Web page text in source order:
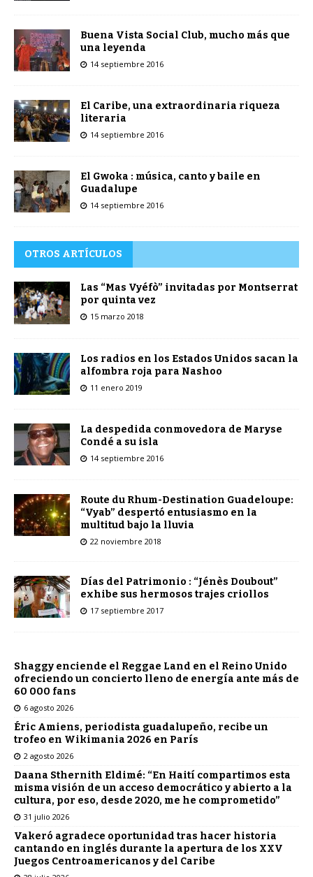
Buena Vista Social Club, mucho más que
una leyenda
14 septiembre 2016
El Caribe, una extraordinaria riqueza
literaria
14 septiembre 2016
El Gwoka : música, canto y baile en
Guadalupe
14 septiembre 2016
OTROS ARTÍCULOS
Las “Mas Vyéfò” invitadas por Montserrat
por quinta vez
15 marzo 2018
Los radios en los Estados Unidos sacan la
alfombra roja para Nashoo
11 enero 2019
La despedida conmovedora de Maryse
Condé a su isla
14 septiembre 2016
Route du Rhum-Destination Guadeloupe:
“Vyab” despertó entusiasmo en la
multitud bajo la lluvia
22 noviembre 2018
Días del Patrimonio : “Jénès Doubout”
exhibe sus hermosos trajes criollos
17 septiembre 2017
Shaggy enciende el Reggae Land en el Reino Unido
ofreciendo un concierto lleno de energía ante más de
60 000 fans
6 agosto 2026
Éric Amiens, periodista guadalupeño, recibe un
trofeo en Wikimania 2026 en París
2 agosto 2026
Daana Sthernith Eldimé: “En Haití compartimos esta
misma visión de un acceso democrático y abierto a la
cultura, por eso, desde 2020, me he comprometido”
31 julio 2026
Vakeró agradece oportunidad tras hacer historia
cantando en inglés durante la apertura de los XXV
Juegos Centroamericanos y del Caribe